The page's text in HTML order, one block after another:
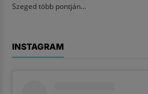
Szeged több pontján...
INSTAGRAM